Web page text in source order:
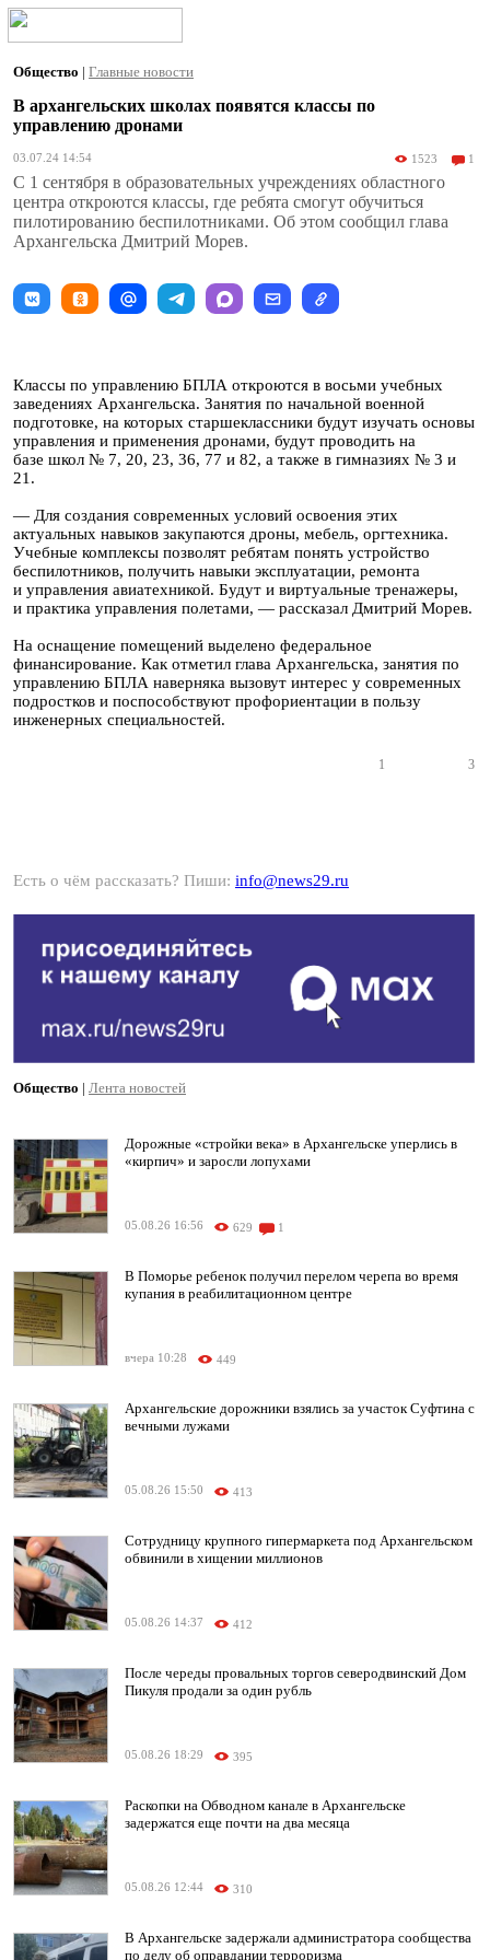
Общество | Главные новости
В архангельских школах появятся классы по
управлению дронами
03.07.24 14:54 1523 1
С 1 сентября в образовательных учреждениях областного
центра откроются классы, где ребята смогут обучиться
пилотированию беспилотниками. Об этом сообщил глава
Архангельска Дмитрий Морев.
Классы по управлению БПЛА откроются в восьми учебных
заведениях Архангельска. Занятия по начальной военной
подготовке, на которых старшеклассники будут изучать основы
управления и применения дронами, будут проводить на
базе школ № 7, 20, 23, 36, 77 и 82, а также в гимназиях № 3 и
21.
— Для создания современных условий освоения этих
актуальных навыков закупаются дроны, мебель, оргтехника.
Учебные комплексы позволят ребятам понять устройство
беспилотников, получить навыки эксплуатации, ремонта
и управления авиатехникой. Будут и виртуальные тренажеры,
и практика управления полетами, — рассказал Дмитрий Морев.
На оснащение помещений выделено федеральное
финансирование. Как отметил глава Архангельска, занятия по
управлению БПЛА наверняка вызовут интерес у современных
подростков и поспособствуют профориентации в пользу
инженерных специальностей.
1 3
Есть о чём рассказать? Пиши: info@news29.ru
Общество | Лента новостей
Дорожные «стройки века» в Архангельске уперлись в
«кирпич» и заросли лопухами
05.08.26 16:56 629 1
В Поморье ребенок получил перелом черепа во время
купания в реабилитационном центре
вчера 10:28 449
Архангельские дорожники взялись за участок Суфтина с
вечными лужами
05.08.26 15:50 413
Сотрудницу крупного гипермаркета под Архангельском
обвинили в хищении миллионов
05.08.26 14:37 412
После череды провальных торгов северодвинский Дом
Пикуля продали за один рубль
05.08.26 18:29 395
Раскопки на Обводном канале в Архангельске
задержатся еще почти на два месяца
05.08.26 12:44 310
В Архангельске задержали администратора сообщества
по делу об оправдании терроризма